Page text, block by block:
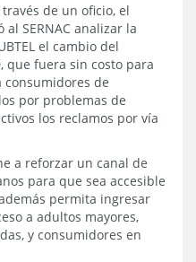
de un oficio, el
SERNAC analizar la
el cambio del
que fuera sin costo para
consumidores de
por problemas de
los reclamos por vía
a reforzar un canal de
para que sea accesible
permita ingresar
a adultos mayores,
y consumidores en